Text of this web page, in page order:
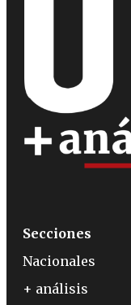
Secciones
Nacionales
+ análisis